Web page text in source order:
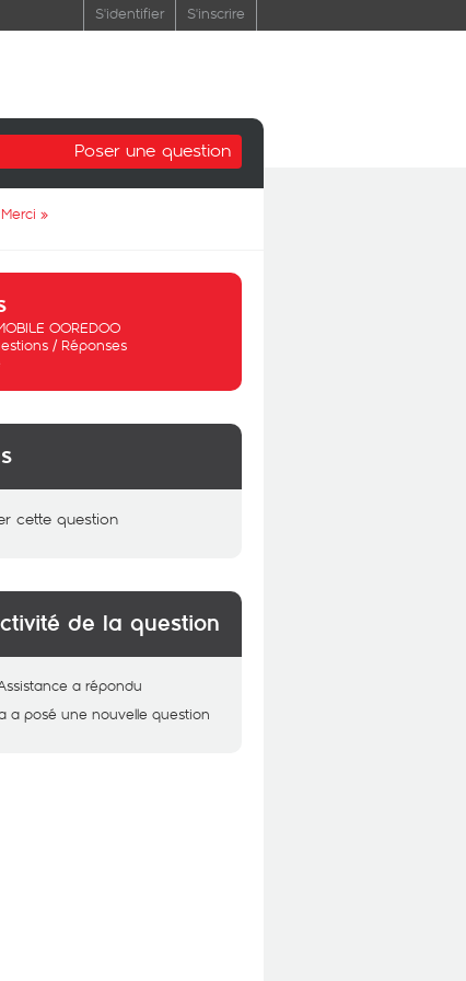
S'identifier S'inscrire
Poser une question
»
OOREDOO
/ Réponses
cette question
de la question
a répondu
a posé une nouvelle question